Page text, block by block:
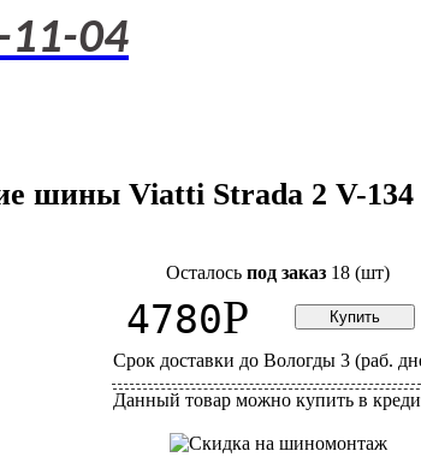
11-04
шины Viatti Strada 2 V-134
Осталось под заказ 18 (шт)
4780P
Срок доставки до Вологды 3 (раб.
Данный товар можно купить в